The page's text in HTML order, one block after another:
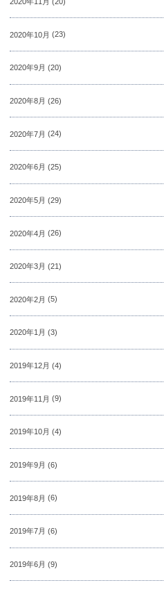
2020年10月 (23)
2020年9月 (20)
2020年8月 (26)
2020年7月 (24)
2020年6月 (25)
2020年5月 (29)
2020年4月 (26)
2020年3月 (21)
2020年2月 (5)
2020年1月 (3)
2019年12月 (4)
2019年11月 (9)
2019年10月 (4)
2019年9月 (6)
2019年8月 (6)
2019年7月 (6)
2019年6月 (9)